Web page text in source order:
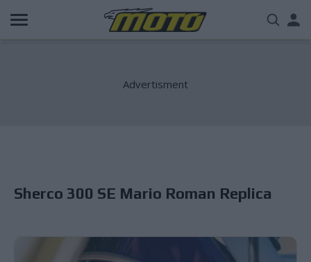
Παράκαμψη
προς
Sherco 300 SE Mario Roman Replica